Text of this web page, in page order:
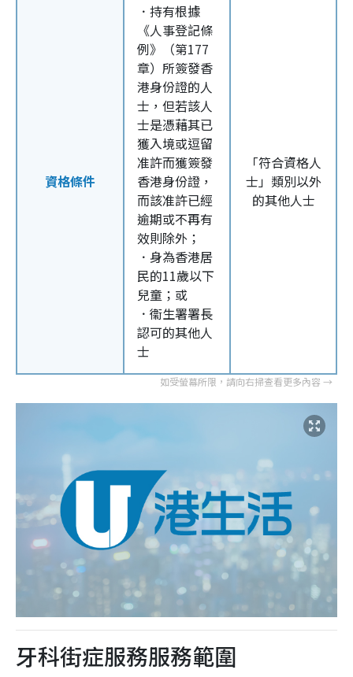
資格條件
．持有根據
《人事登記條
例》（第177
章）所簽發香
港身份證的人
士，但若該人
士是憑藉其已
獲入境或逗留
准許而獲簽發
香港身份證，
而該准許已經
逾期或不再有
效則除外；
．身為香港居
民的11歲以下
兒童；或
．衞生署署長
認可的其他人
士
「符合資格人
士」類別以外
的其他人士
牙科街症服務服務範圍